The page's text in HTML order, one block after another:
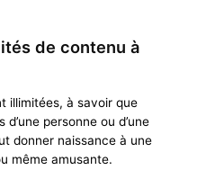
de contenu à
illimitées, à savoir que
d’une personne ou d’une
donner naissance à une
même amusante.